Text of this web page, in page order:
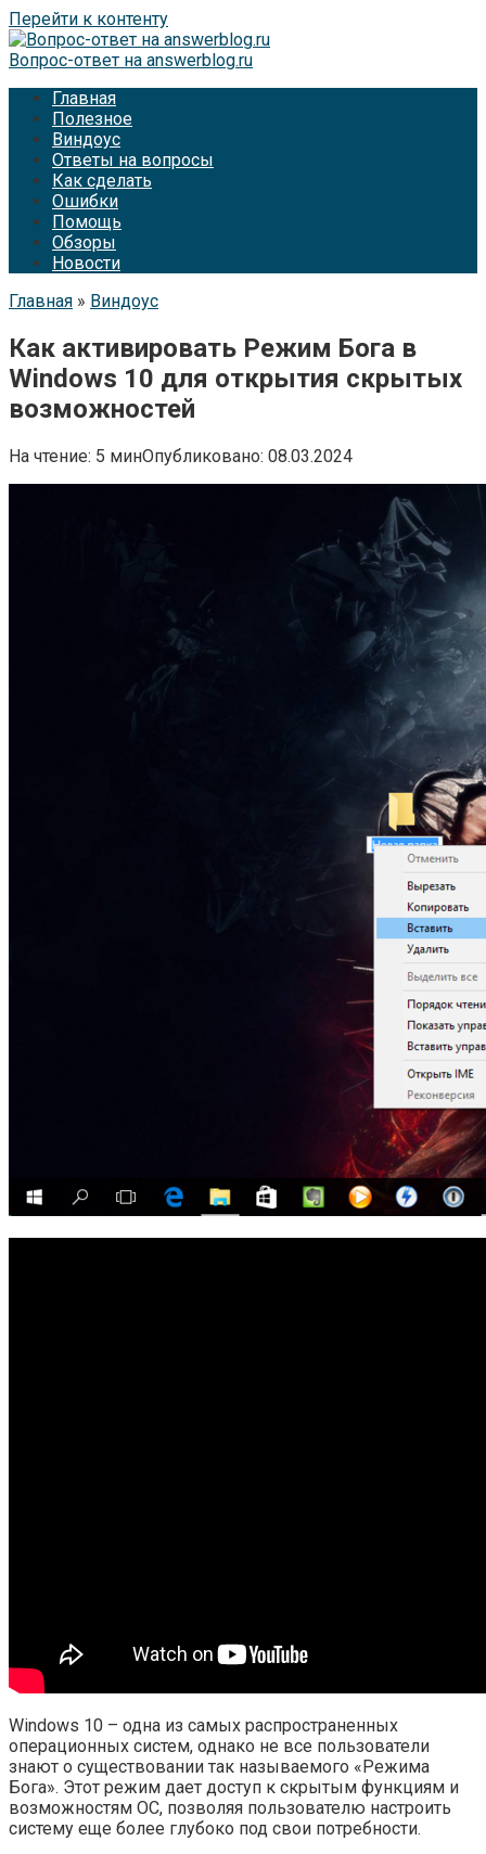
Перейти к контенту
Вопрос-ответ на answerblog.ru
Главная
Полезное
Виндоус
Ответы на вопросы
Как сделать
Ошибки
Помощь
Обзоры
Новости
Главная » Виндоус
Как активировать Режим Бога в
Windows 10 для открытия скрытых
возможностей
На чтение: 5 минОпубликовано: 08.03.2024
Windows 10 – одна из самых распространенных
операционных систем, однако не все пользователи
знают о существовании так называемого «Режима
Бога». Этот режим дает доступ к скрытым функциям и
возможностям ОС, позволяя пользователю настроить
систему еще более глубоко под свои потребности.